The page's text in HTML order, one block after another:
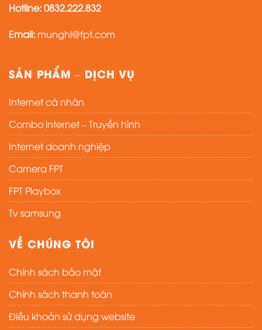
Hotline:0832.222.832
Email: munghl@fpt.com
SẢN PHẨM – DỊCH VỤ
Internet cá nhân
Combo internet – Truyền hình
Internet doanh nghiệp
Camera FPT
FPT Playbox
Tv samsung
VỀ CHÚNG TÔI
Chính sách bảo mật
Chính sách thanh toán
Điều khoản sử dụng website